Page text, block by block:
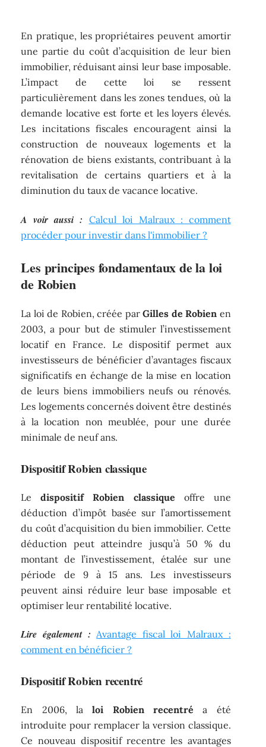
En pratique, les propriétaires peuvent amortir
une partie du coût d’acquisition de leur bien
immobilier, réduisant ainsi leur base imposable.
L’impact de cette loi se ressent
particulièrement dans les zones tendues, où la
demande locative est forte et les loyers élevés.
Les incitations fiscales encouragent ainsi la
construction de nouveaux logements et la
rénovation de biens existants, contribuant à la
revitalisation de certains quartiers et à la
diminution du taux de vacance locative.
A voir aussi : Calcul loi Malraux : comment
procéder pour investir dans l'immobilier ?
Les principes fondamentaux de la loi
de Robien
La loi de Robien, créée parGilles de Robien en
2003, a pour but de stimuler l’investissement
locatif en France. Le dispositif permet aux
investisseurs de bénéficier d’avantages fiscaux
significatifs en échange de la mise en location
de leurs biens immobiliers neufs ou rénovés.
Les logements concernés doivent être destinés
à la location non meublée, pour une durée
minimale de neuf ans.
Dispositif Robien classique
Ledispositif Robien classique offre une
déduction d’impôt basée sur l’amortissement
du coût d’acquisition du bien immobilier. Cette
déduction peut atteindre jusqu’à 50 % du
montant de l’investissement, étalée sur une
période de 9 à 15 ans. Les investisseurs
peuvent ainsi réduire leur base imposable et
optimiser leur rentabilité locative.
Lire également : Avantage fiscal loi Malraux :
comment en bénéficier ?
Dispositif Robien recentré
En 2006, laloi Robien recentré a été
introduite pour remplacer la version classique.
Ce nouveau dispositif recentre les avantages